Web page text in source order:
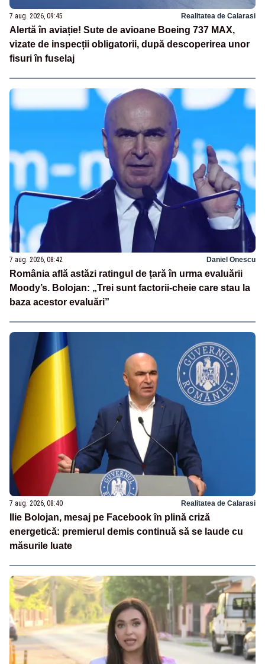
7 aug. 2026, 09:45 Realitatea de Calarasi
Alertă în aviație! Sute de avioane Boeing 737 MAX,
vizate de inspecții obligatorii, după descoperirea unor
fisuri în fuselaj
7 aug. 2026, 08:42 Daniel Onescu
România află astăzi ratingul de țară în urma evaluării
Moody’s. Bolojan: „Trei sunt factorii-cheie care stau la
baza acestor evaluări”
7 aug. 2026, 08:40 Realitatea de Calarasi
Ilie Bolojan, mesaj pe Facebook în plină criză
energetică: premierul demis continuă să se laude cu
măsurile luate